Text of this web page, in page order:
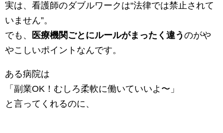
実は、看護師のダブルワークは“法律では禁止されて
いません”。
でも、
医療機関ごとにルールがまったく違う のがや
やこしいポイントなんです。
ある病院は
「副業OK！むしろ柔軟に働いていいよ〜」
と言ってくれるのに、